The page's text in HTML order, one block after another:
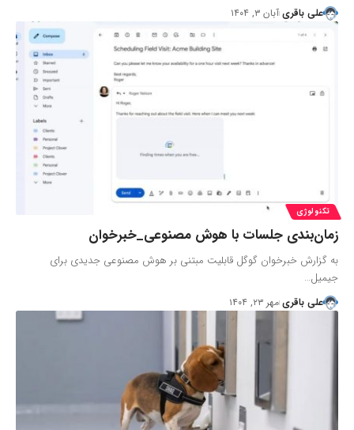
علی باقری آبان ۳, ۱۴۰۴
تکنولوژی
زمان‌بندی جلسات با هوش مصنوعی_خبرخوان
به گزارش خبرخوان گوگل قابلیت مبتنی بر هوش مصنوعی جدیدی برای
جیمیل…
علی باقری مهر ۲۳, ۱۴۰۴